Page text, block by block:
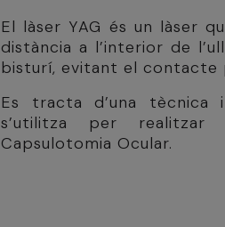
El làser YAG és un làser
distància a l’interior de
bisturí, evitant el contacte
Es tracta d’una tècnica
s’utilitza per realitzar
Capsulotomia Ocular.